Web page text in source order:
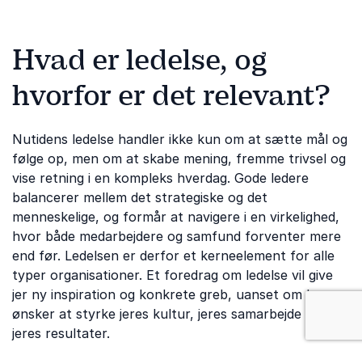
Hvad er ledelse, og
hvorfor er det relevant?
Nutidens ledelse handler ikke kun om at sætte mål og
følge op, men om at skabe mening, fremme trivsel og
vise retning i en kompleks hverdag. Gode ledere
balancerer mellem det strategiske og det
menneskelige, og formår at navigere i en virkelighed,
hvor både medarbejdere og samfund forventer mere
end før. Ledelsen er derfor et kerneelement for alle
typer organisationer. Et foredrag om ledelse vil give
jer ny inspiration og konkrete greb, uanset om I
ønsker at styrke jeres kultur, jeres samarbejde eller
jeres resultater.
: Ledelse